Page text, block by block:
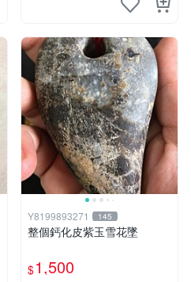
Y8199893271 145
整個鈣化皮紫玉雪花墜
$1,500